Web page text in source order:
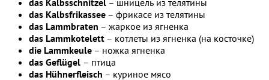
das Kalbsschnitzel – шницель из телятины
das Kalbsfrikassee – фрикасе из телятины
das Lammbraten – жаркое из ягненка
das Lammkotelett – котлеты из ягненка (на косточке)
die Lammkeule – ножка ягненка
das Geflügel – птица
das Hühnerfleisch – куриное мясо